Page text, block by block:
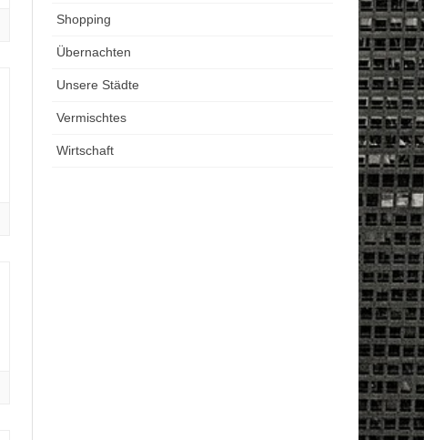
Shopping
Übernachten
Unsere Städte
Vermischtes
Wirtschaft